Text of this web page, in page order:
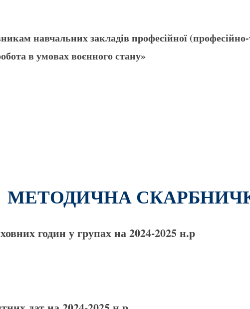
навчальних закладів професійної
в умовах воєнного стану»
МЕТОДИЧНА
годин у групах на 2024-2025 н.р